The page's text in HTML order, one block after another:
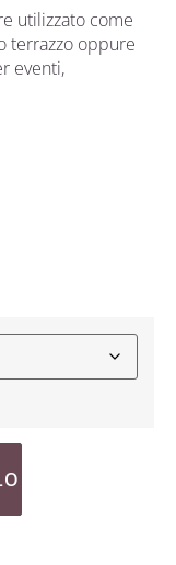
utilizzato come
terrazzo oppure
eventi,